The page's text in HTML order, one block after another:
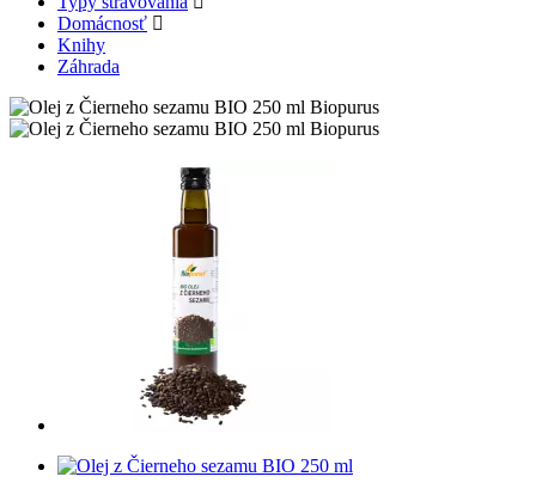
Domácnosť
Knihy
Záhrada